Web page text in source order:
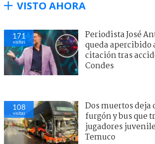
VISTO AHORA
171
visitas
Periodista José
queda apercibido
citación tras
Condes
108
visitas
Dos muertos
furgón y bus que
jugadores
Temuco